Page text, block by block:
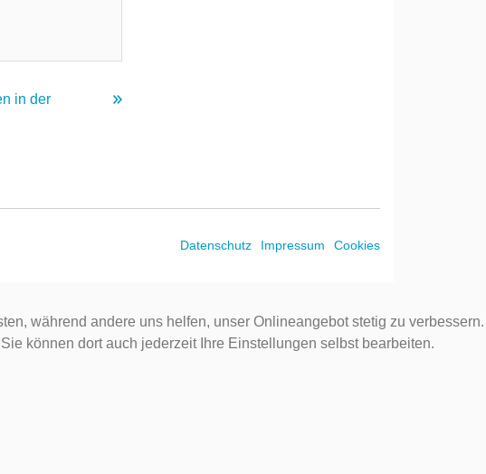
in der
Datenschutz Impressum Cookies
während andere uns helfen, unser Onlineangebot stetig zu verbessern.
können dort auch jederzeit Ihre Einstellungen selbst bearbeiten.